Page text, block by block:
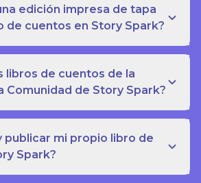
edición impresa de tapa
de cuentos en Story Spark?
libros de cuentos de la
Comunidad de Story Spark?
publicar mi propio libro de
Spark?